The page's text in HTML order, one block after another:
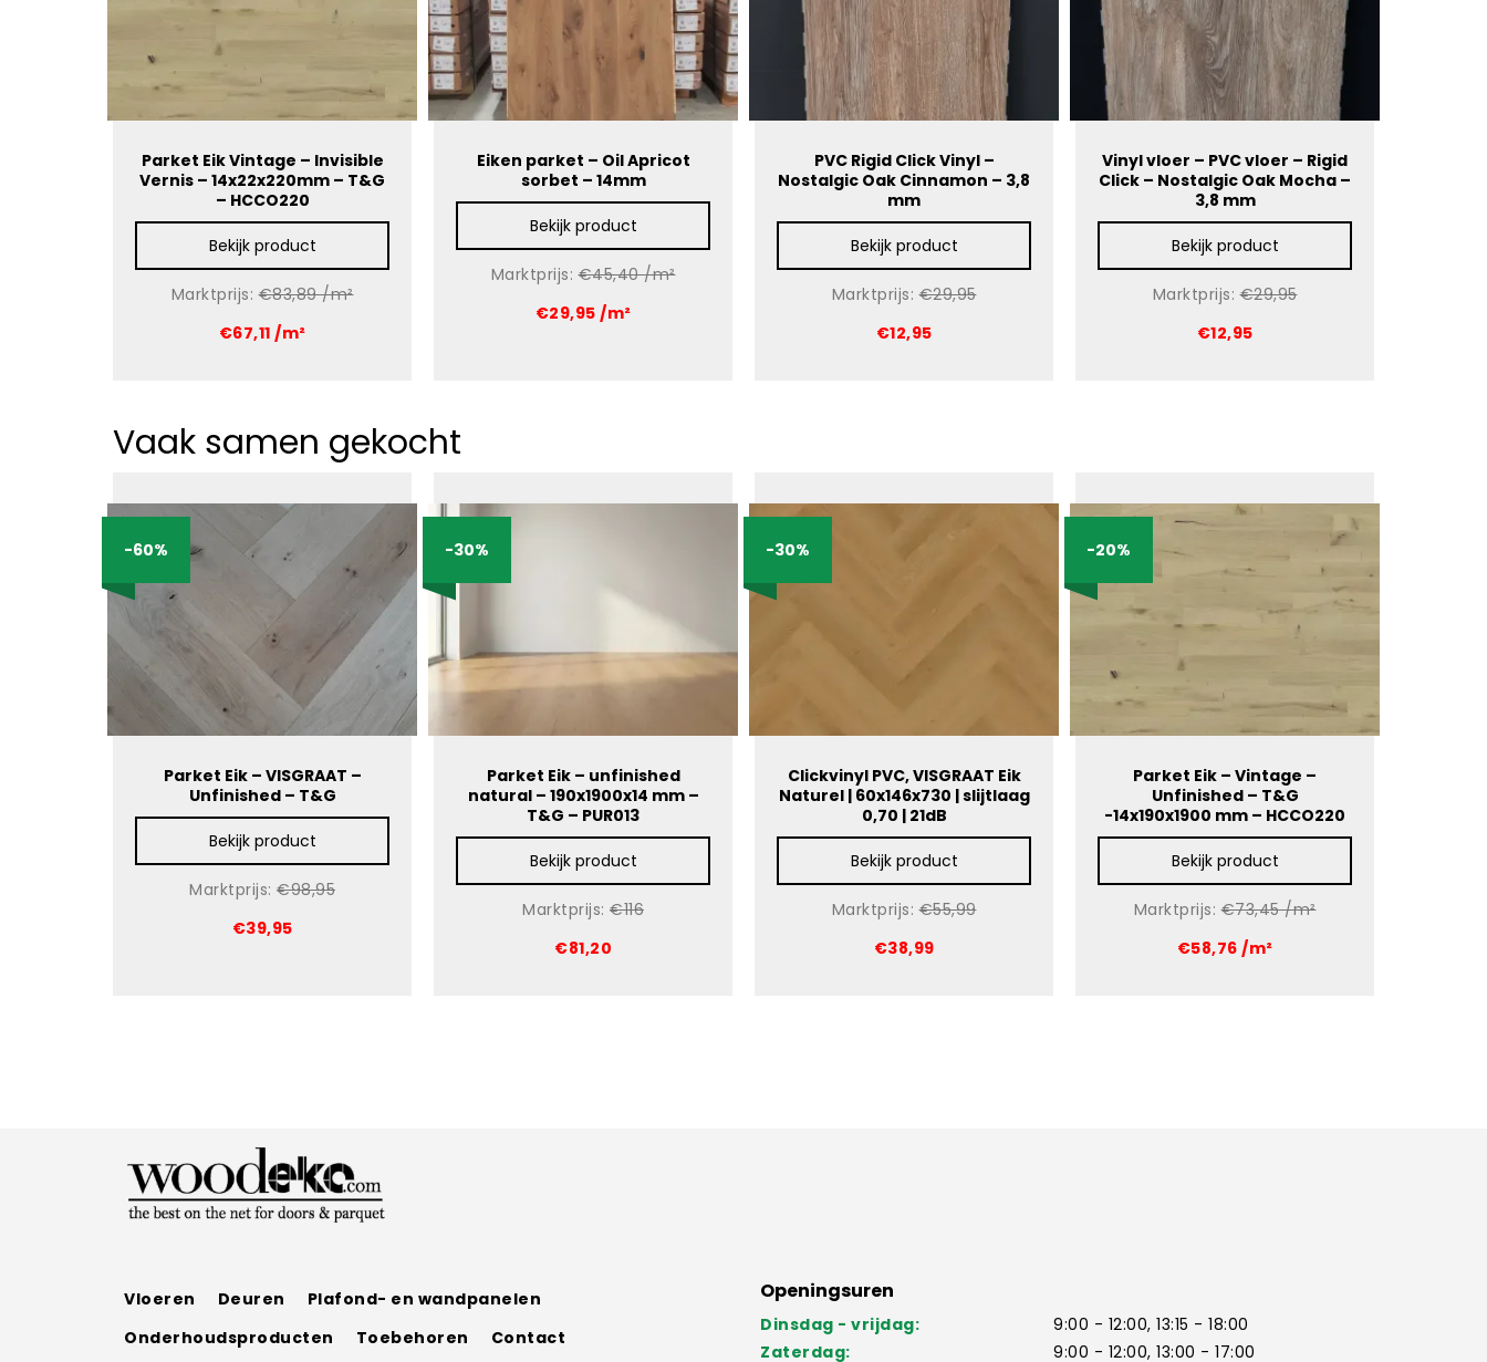
Parket Eik Vintage – Invisible
Vernis – 14x22x220mm – T&G
– HCCO220
Bekijk product
Marktprijs:€83,89 /m²
€67,11 /m²
Eiken parket – Oil Apricot
sorbet – 14mm
Bekijk product
Marktprijs:€45,40 /m²
€29,95 /m²
PVC Rigid Click Vinyl –
Nostalgic Oak Cinnamon – 3,8
mm
Bekijk product
Marktprijs:€29,95
€12,95
Vinyl vloer – PVC vloer – Rigid
Click – Nostalgic Oak Mocha –
3,8 mm
Bekijk product
Marktprijs:€29,95
€12,95
Vaak samen gekocht
Parket Eik – VISGRAAT –
Unfinished – T&G
Bekijk product
-60%
Marktprijs: €98,95
€39,95
Parket Eik – unfinished
natural – 190x1900x14 mm –
T&G – PUR013
Bekijk product
-30%
Marktprijs: €116
€81,20
Clickvinyl PVC, VISGRAAT Eik
Naturel | 60x146x730 | slijtlaag
0,70 | 21dB
Bekijk product
-30%
Marktprijs:€55,99
€38,99
Parket Eik – Vintage –
Unfinished – T&G
-14x190x1900 mm – HCCO220
Bekijk product
-20%
Marktprijs:€73,45 /m²
€58,76 /m²
Vloeren Deuren
Plafond- en wandpanelen
Onderhoudsproducten
Toebehoren Contact
Openingsuren
Dinsdag - vrijdag:
Zaterdag:
9:00 - 12:00, 13:15 - 18:00
9:00 - 12:00, 13:00 - 17:00